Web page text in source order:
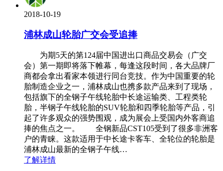
2018-10-19
浦林成山轮胎广交会受追捧
为期5天的第124届中国进出口商品交易会（广交
会）第一期即将落下帷幕，每逢这段时间，各大品牌厂
商都会拿出看家本领进行同台竞技。作为中国重要的轮
胎制造企业之一，浦林成山也携多款产品来到了现场，
包括旗下的全钢子午线轮胎中长途运输类、工程类轮
胎，半钢子午线轮胎的SUV轮胎和四季轮胎等产品，引
起了许多观众的强势围观，成为展会上受国内外客商追
捧的焦点之一。 全钢新品CST105受到了很多非洲客
户的青睐。这款适用于中长途卡客车、全轮位的轮胎是
浦林成山最新的全钢子午线…
了解详情